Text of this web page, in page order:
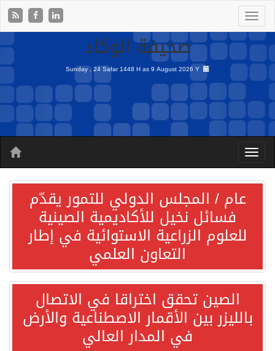
صحيفة الوكاد
Sunday , 24 Safar 1448 H as9 August 2026 Y
عام / المجلس الدولي للتمور يقدّم
فسائل نخيل للأكاديمية الصينية
للعلوم الزراعية الاستوائية في إطار
التعاون العلمي
الصين تحقق اختراقا في الاتصال
بالليزر بين الأقمار الاصطناعية والأرض
في المدار العالي